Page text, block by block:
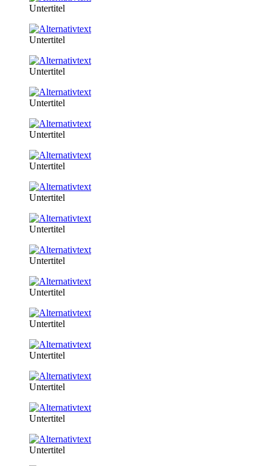
Untertitel
Untertitel
Untertitel
Untertitel
Untertitel
Untertitel
Untertitel
Untertitel
Untertitel
Untertitel
Untertitel
Untertitel
Untertitel
Untertitel
Untertitel